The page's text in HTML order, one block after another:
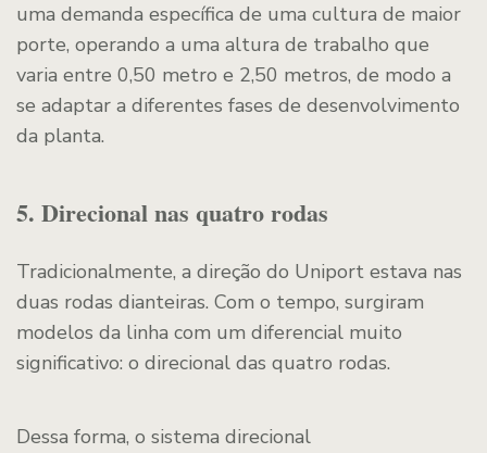
uma demanda específica de uma cultura de maior
porte, operando a uma altura de trabalho que
varia entre 0,50 metro e 2,50 metros, de modo a
se adaptar a diferentes fases de desenvolvimento
da planta.
5. Direcional nas quatro rodas
Tradicionalmente, a direção do Uniport estava nas
duas rodas dianteiras. Com o tempo, surgiram
modelos da linha com um diferencial muito
significativo: o direcional das quatro rodas.
Dessa forma, o sistema direcional